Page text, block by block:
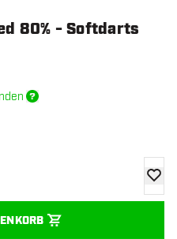
80% - Softdarts
Zur